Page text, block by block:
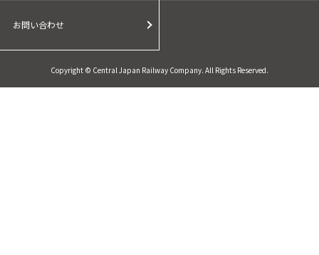
お問い合わせ
Copyright © Central Japan Railway Company. All Rights Reserved.